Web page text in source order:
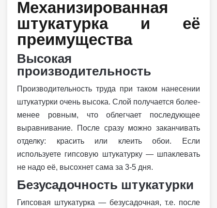
Механизированная
штукатурка и её
преимущества
Высокая
производительность
Производительность труда при таком нанесении
штукатурки очень высока. Слой получается более-
менее ровным, что облегчает последующее
выравнивание. После сразу можно заканчивать
отделку: красить или клеить обои. Если
используете гипсовую штукатурку — шпаклевать
не надо её, высохнет сама за 3-5 дня.
Безусадочность штукатурки
Гипсовая штукатурка — безусадочная, т.е. после